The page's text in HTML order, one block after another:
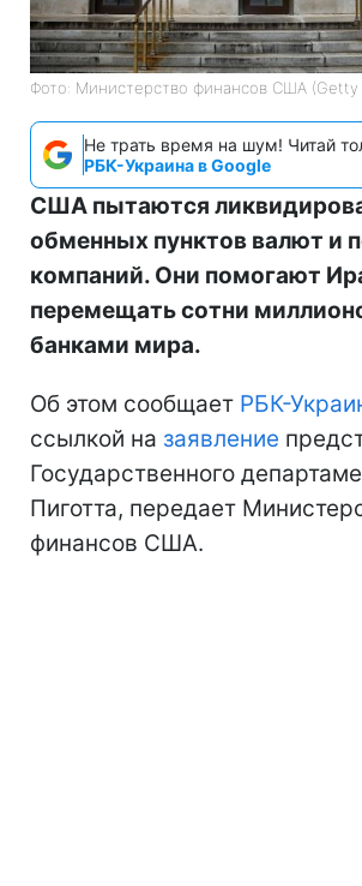
Фото: Министерство финансов СШA (Getty
Не трать время на шум! Читай
РБК-Украина в Google
США пытаются
обменных пунктов валют и
компаний. Они помогают
перемещать сотни
банками мира.
Об этом сообщает РБК-
ссылкой на заявление
Государственного
Пиготта, передает
финансов США.